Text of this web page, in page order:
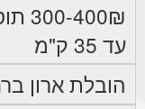
עד 35 ק"מ
הובלת ארון